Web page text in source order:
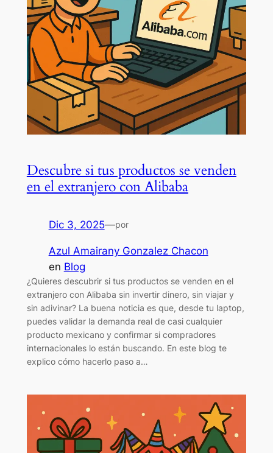
Descubre si tus productos se venden
en el extranjero con Alibaba
Dic 3, 2025—por
Azul Amairany Gonzalez Chacon
en Blog
¿Quieres descubrir si tus productos se venden en el
extranjero con Alibaba sin invertir dinero, sin viajar y
sin adivinar? La buena noticia es que, desde tu laptop,
puedes validar la demanda real de casi cualquier
producto mexicano y confirmar si compradores
internacionales lo están buscando. En este blog te
explico cómo hacerlo paso a…